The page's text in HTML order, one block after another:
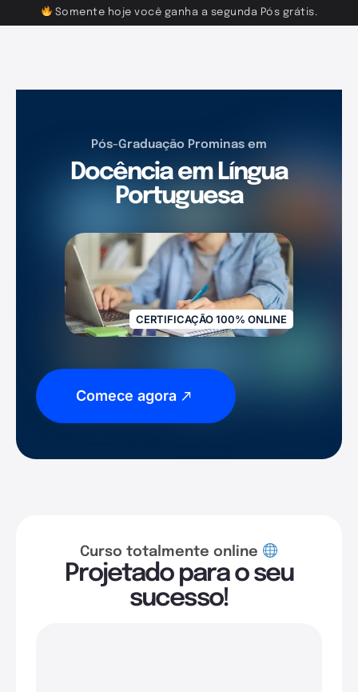
Somente hoje você ganha a segunda Pós grátis.
Pós-Graduação Prominas em
Docência em Língua
Portuguesa
CERTIFICAÇÃO 100% ONLINE
Comece agora
Curso totalmente online
Projetado para o seu
sucesso!